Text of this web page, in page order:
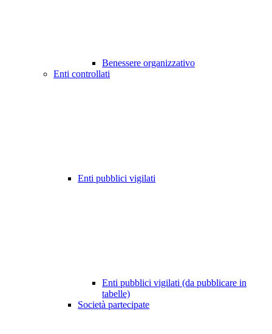
Benessere organizzativo
Enti controllati
Enti pubblici vigilati
Enti pubblici vigilati (da pubblicare in
tabelle)
Società partecipate